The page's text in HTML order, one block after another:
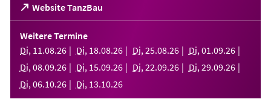
Website TanzBau
(Öffnet
in
einem
neuen
Tab)
Weitere Termine
Di, 11 .08.26 Di, 18.08.26 Di, 25.08.26 Di, 01 .09.26
Di, 08.09.26 Di, 15.09.26 Di, 22.09.26 Di, 29.09.26
Di, 06.10.26 Di, 13.10.26